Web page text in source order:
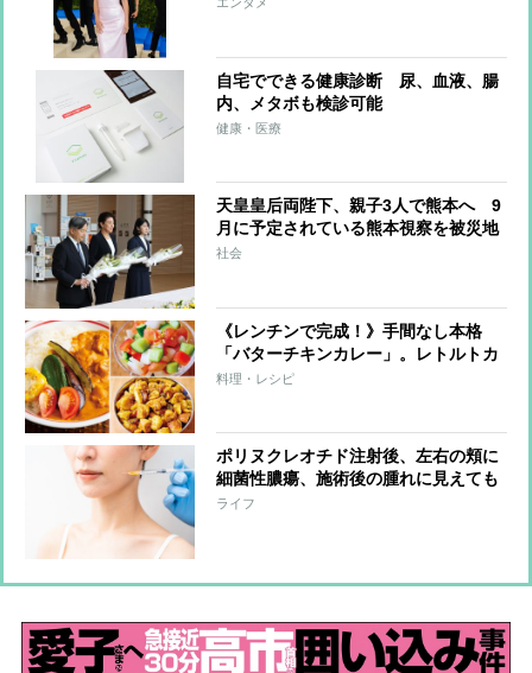
自宅でできる健康診断 尿、血液、腸
内、メタボも検診可能
健康・医療
天皇皇后両陛下、親子3人で熊本へ 9
月に予定されている熊本視察を被災地
訪問に切り替えての実施が現実的か
社会
《レンチンで完成！》手間なし本格
「バターチキンカレー」。レトルトカ
レーが激変する簡単トッピングも
料理・レシピ
ポリヌクレオチド注射後、左右の頬に
細菌性膿瘍、施術後の腫れに見えても
重い感染症の可能性 英国の医師らが
ライフ